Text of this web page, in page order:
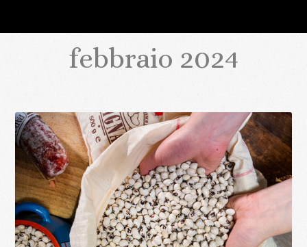
febbraio 2024